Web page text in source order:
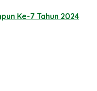
Ke-7 Tahun 2024